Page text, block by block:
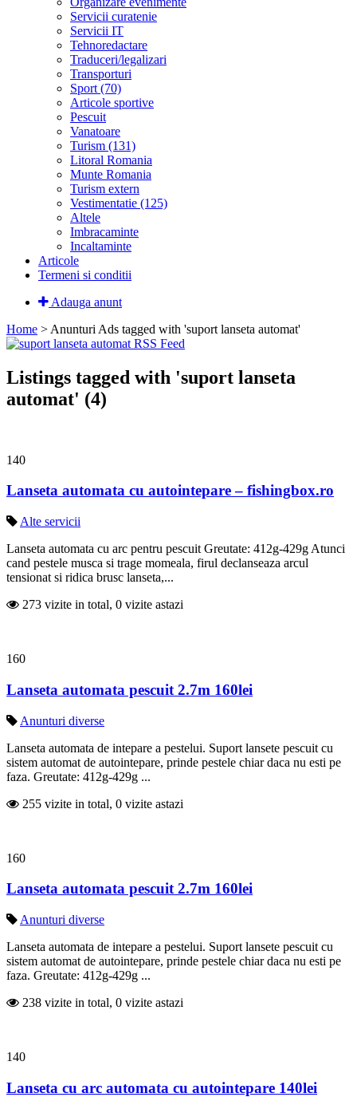
Servicii curatenie
Servicii IT
Tehnoredactare
Traduceri/legalizari
Transporturi
Sport (70)
Articole sportive
Pescuit
Vanatoare
Turism (131)
Litoral Romania
Munte Romania
Turism extern
Vestimentatie (125)
Altele
Imbracaminte
Incaltaminte
Articole
Termeni si conditii
Adauga anunt
Home > Anunturi Ads tagged with 'suport lanseta automat'
Listings tagged with 'suport lanseta
automat' (4)
140
Lanseta automata cu autointepare – fishingbox.ro
Alte servicii
Lanseta automata cu arc pentru pescuit Greutate: 412g-429g Atunci
cand pestele musca si trage momeala, firul declanseaza arcul
tensionat si ridica brusc lanseta,...
273 vizite in total, 0 vizite astazi
160
Lanseta automata pescuit 2.7m 160lei
Anunturi diverse
Lanseta automata de intepare a pestelui. Suport lansete pescuit cu
sistem automat de autointepare, prinde pestele chiar daca nu esti pe
faza. Greutate: 412g-429g ...
255 vizite in total, 0 vizite astazi
160
Lanseta automata pescuit 2.7m 160lei
Anunturi diverse
Lanseta automata de intepare a pestelui. Suport lansete pescuit cu
sistem automat de autointepare, prinde pestele chiar daca nu esti pe
faza. Greutate: 412g-429g ...
238 vizite in total, 0 vizite astazi
140
Lanseta cu arc automata cu autointepare 140lei